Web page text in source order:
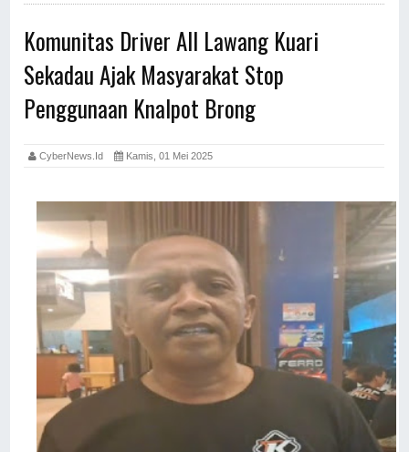
Komunitas Driver All Lawang Kuari
Sekadau Ajak Masyarakat Stop
Penggunaan Knalpot Brong
CyberNews.id Kamis, 01 Mei 2025